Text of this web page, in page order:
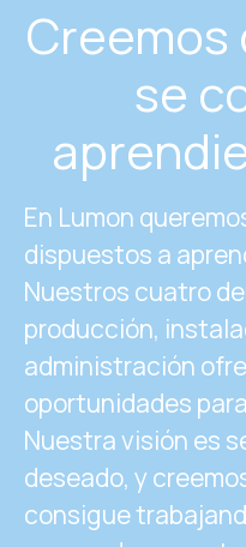
Creemos
se
En Lumon
dispuestos a
Nuestros cuatro
producción,
administración
oportunidades
Nuestra visión es
deseado, y
consigue